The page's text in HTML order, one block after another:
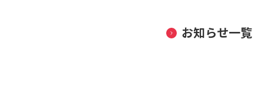
お知らせ一覧